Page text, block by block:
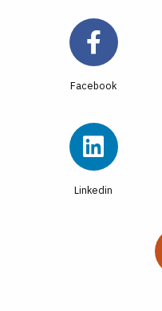
Facebook
Linkedin